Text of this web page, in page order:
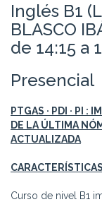
Inglés B1
BLASCO
de 14:15 a
Presencial
PTGAS · PDI · PI :
DE LA ÚLTIMA
ACTUALIZADA
Curso de nivel B1